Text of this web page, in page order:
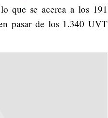
que se acerca a los 191
pasar de los 1.340 UVT